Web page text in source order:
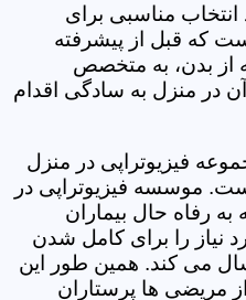
انتخاب مناسبی برای
که قبل از پیشرفته
از بدن، به متخصص
در منزل به سادگی اقدام
فیزیوتراپی در منزل
موسسه فیزیوتراپی در
به رفاه حال بیماران
نیاز را برای کامل شدن
می کند. همین طور این
ها پرستاران